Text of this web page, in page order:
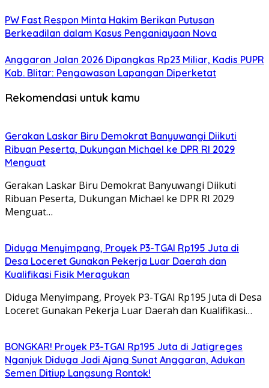
PW Fast Respon Minta Hakim Berikan Putusan
Berkeadilan dalam Kasus Penganiayaan Nova
Anggaran Jalan 2026 Dipangkas Rp23 Miliar, Kadis PUPR
Kab. Blitar: Pengawasan Lapangan Diperketat
Rekomendasi untuk kamu
Gerakan Laskar Biru Demokrat Banyuwangi Diikuti
Ribuan Peserta, Dukungan Michael ke DPR RI 2029
Menguat
Gerakan Laskar Biru Demokrat Banyuwangi Diikuti
Ribuan Peserta, Dukungan Michael ke DPR RI 2029
Menguat…
Diduga Menyimpang, Proyek P3-TGAI Rp195 Juta di
Desa Loceret Gunakan Pekerja Luar Daerah dan
Kualifikasi Fisik Meragukan
Diduga Menyimpang, Proyek P3-TGAI Rp195 Juta di Desa
Loceret Gunakan Pekerja Luar Daerah dan Kualifikasi…
BONGKAR! Proyek P3-TGAI Rp195 Juta di Jatigreges
Nganjuk Diduga Jadi Ajang Sunat Anggaran, Adukan
Semen Ditiup Langsung Rontok!